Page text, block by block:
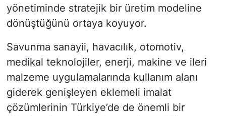
yönetiminde stratejik bir üretim modeline
dönüştüğünü ortaya koyuyor.
Savunma sanayii, havacılık, otomotiv,
medikal teknolojiler, enerji, makine ve ileri
malzeme uygulamalarında kullanım alanı
giderek genişleyen eklemeli imalat
çözümlerinin Türkiye’de de önemli bir